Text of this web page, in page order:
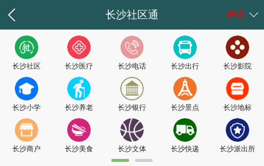
长沙社区通 快讯
长沙社区 长沙医疗 长沙电话 长沙出行 长沙影院
长沙小学 长沙养老 长沙银行 长沙景点 长沙地标
长沙商户 长沙美食 长沙文体 长沙快递 长沙派出所